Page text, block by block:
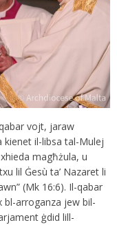
vojt, jaraw
kienet il-libsa tal-Mulej
magħżula, u
lil Ġesù ta’ Nazaret li
(Mk 16:6). Il-qabar
arroganza jew bil-
ġdid lill-